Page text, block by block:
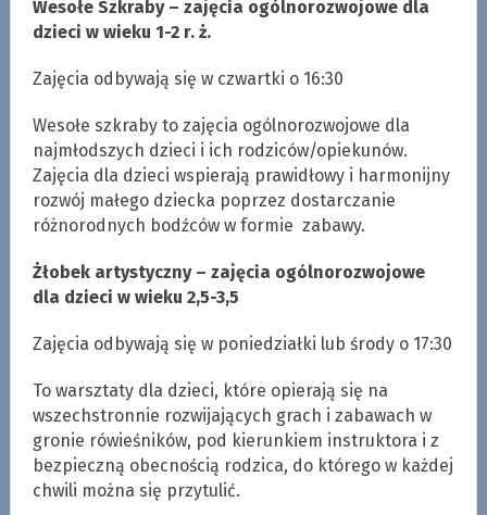
Wesołe Szkraby – zajęcia ogólnorozwojowe dla
dzieci w wieku 1-2 r. ż.
Zajęcia odbywają się w czwartki o 16:30
Wesołe szkraby to zajęcia ogólnorozwojowe dla
najmłodszych dzieci i ich rodziców/opiekunów.
Zajęcia dla dzieci wspierają prawidłowy i harmonijny
rozwój małego dziecka poprzez dostarczanie
różnorodnych bodźców w formie zabawy.
Żłobek artystyczny – zajęcia ogólnorozwojowe
dla dzieci w wieku 2,5-3,5
Zajęcia odbywają się w poniedziałki lub środy o 17:30
To warsztaty dla dzieci, które opierają się na
wszechstronnie rozwijających grach i zabawach w
gronie rówieśników, pod kierunkiem instruktora i z
bezpieczną obecnością rodzica, do którego w każdej
chwili można się przytulić.